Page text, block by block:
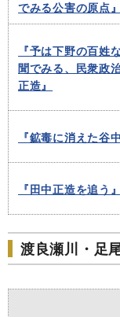
でみる公害の原点』
『予は下野の百
聞でみる、民衆政
正造』
『鉱毒に消えた谷中
『田中正造を追う』
渡良瀬川・足